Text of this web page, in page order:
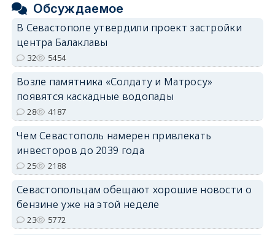
Обсуждаемое
В Севастополе утвердили проект застройки
центра Балаклавы
32 5454
Возле памятника «Солдату и Матросу»
появятся каскадные водопады
28 4187
Чем Севастополь намерен привлекать
инвесторов до 2039 года
25 2188
Севастопольцам обещают хорошие новости о
бензине уже на этой неделе
23 5772